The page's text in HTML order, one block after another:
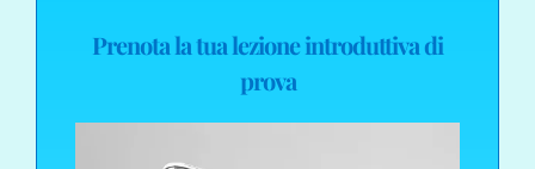
Prenota la tua lezione introduttiva di
prova